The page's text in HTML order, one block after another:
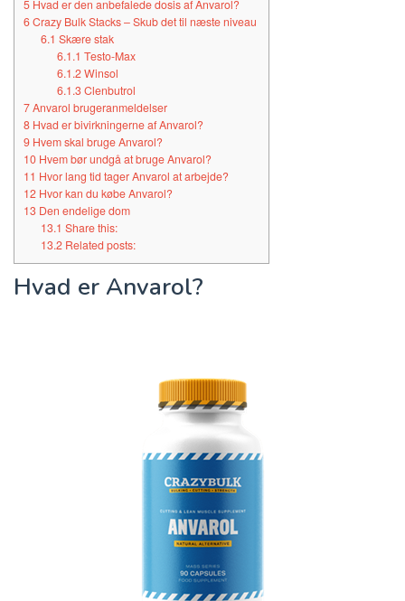
5 Hvad er den anbefalede dosis af Anvarol?
6Crazy Bulk Stacks – Skub det til næste niveau
6.1 Skære stak
6.1.1 Testo-Max
6.1.2Winsol
6.1.3Clenbutrol
7Anvarol brugeranmeldelser
8 Hvad er bivirkningerne af Anvarol?
9 Hvem skal bruge Anvarol?
10 Hvem bør undgå at bruge Anvarol?
11 Hvor lang tid tager Anvarol at arbejde?
12 Hvor kan du købe Anvarol?
13 Den endelige dom
13.1 Share this:
13.2Related posts:
Hvad er Anvarol?